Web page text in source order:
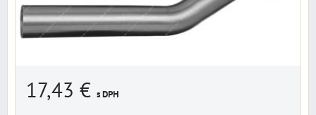
17,43 € s DPH